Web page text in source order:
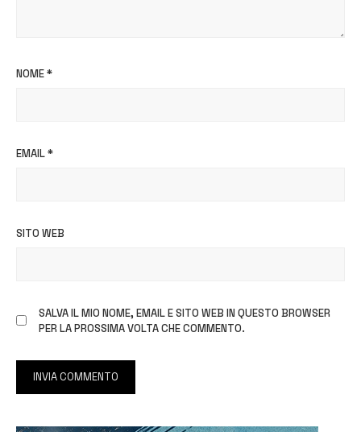
NOME*
EMAIL*
SITO WEB
SALVA IL MIO NOME, EMAIL E SITO WEB IN QUESTO BROWSER
PER LA PROSSIMA VOLTA CHE COMMENTO.